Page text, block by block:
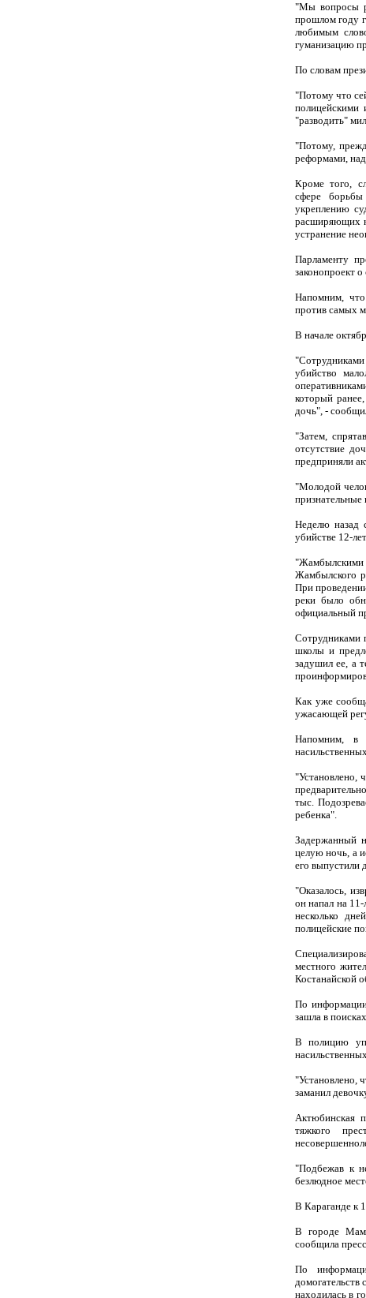
"Мы вопросы
прошлом году
любимым
гуманизацию
По словам
"Потому что
полицейскими
"разводить"
"Потому,
реформами,
Кроме того,
сфере борьбы
укреплению
расширяющих
устранение
Парламенту
законопроект
Напомним, что
против самых
В начале
убийство
который
дочь", -
"Затем,
отсутствие
предприняли
"Молодой
Неделю назад
убийстве 12-
"Жамбылскими
Жамбылского
При
реки было
официальный
Сотрудниками
школы и
задушил ее, а
Как уже
ужасающей
Напомним, в
"Установлено,
тыс.
ребенка".
Задержанный
целую ночь, а
его выпустили
"Оказалось,
он напал на
несколько
полицейские
местного
Костанайской
По
зашла в
В полицию
"Установлено,
заманил
Актюбинская
тяжкого
"Подбежав к
безлюдное
В Караганде к
В городе
сообщила
По
домогательств
находилась в